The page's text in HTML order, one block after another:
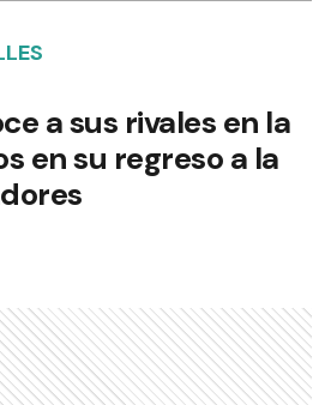
a sus rivales en la
en su regreso a la